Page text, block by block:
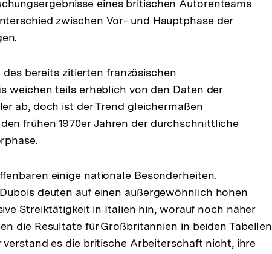
eines britischen Autorenteams
zwischen Vor- und Hauptphase der
bereits zitierten französischen
weichen teils erheblich von den Daten der
ab, doch ist der Trend gleichermaßen
frühen 1970er Jahren der durchschnittliche
einige nationale Besonderheiten.
deuten auf einen außergewöhnlich hohen
Streiktätigkeit in Italien hin, worauf noch näher
die Resultate für Großbritannien in beiden Tabellen
es die britische Arbeiterschaft nicht, ihre